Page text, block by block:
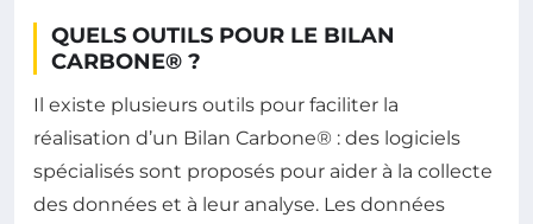
QUELS OUTILS POUR LE BILAN
CARBONE® ?
Il existe plusieurs outils pour faciliter la
réalisation d’un Bilan Carbone® : des logiciels
spécialisés sont proposés pour aider à la collecte
des données et à leur analyse. Les données